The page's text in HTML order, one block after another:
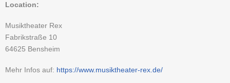
Location:
Musiktheater Rex
Fabrikstraße 10
64625 Bensheim
Mehr Infos auf: https://www.musiktheater-rex.de/